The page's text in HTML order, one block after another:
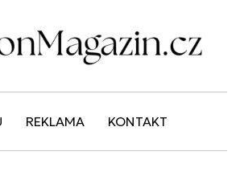
REKLAMA KONTAKT